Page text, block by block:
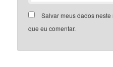
Salvar meus dados
que eu comentar.